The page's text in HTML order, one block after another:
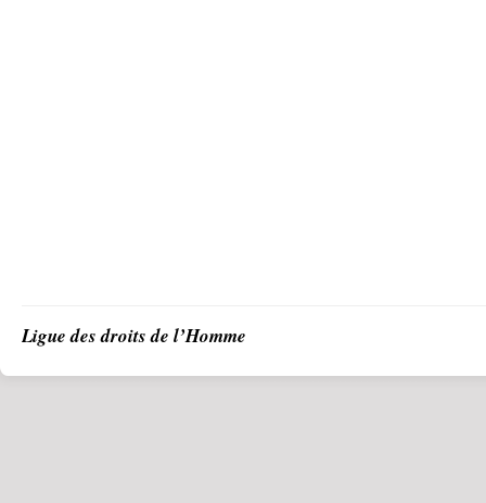
Ligue des droits de l’Homme